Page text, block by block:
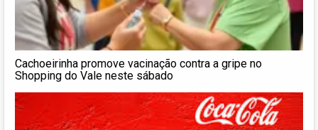
Cachoeirinha promove vacinação contra a gripe no
Shopping do Vale neste sábado